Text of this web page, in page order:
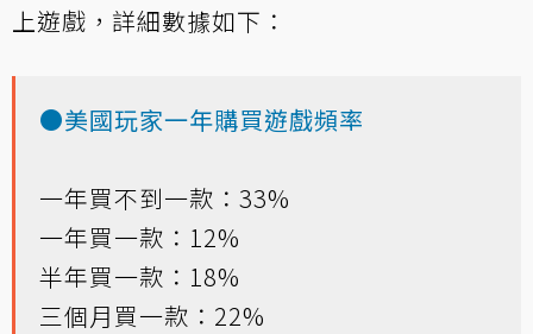
上遊戲，詳細數據如下：
●美國玩家一年購買遊戲頻率
一年買不到一款：33%
一年買一款：12%
半年買一款：18%
三個月買一款：22%